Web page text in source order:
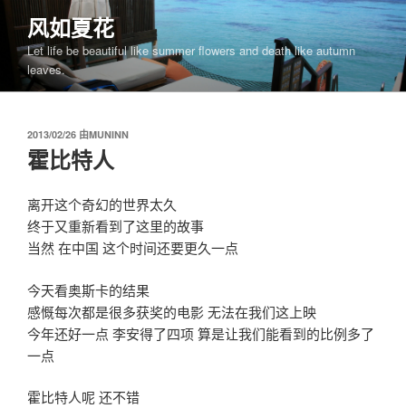
风如夏花
Let life be beautiful like summer flowers and death like autumn
leaves.
发
布
于
2013/02/26 由MUNINN
霍比特人
离开这个奇幻的世界太久
终于又重新看到了这里的故事
当然 在中国 这个时间还要更久一点
今天看奥斯卡的结果
感慨每次都是很多获奖的电影 无法在我们这上映
今年还好一点 李安得了四项 算是让我们能看到的比例多了
一点
霍比特人呢 还不错